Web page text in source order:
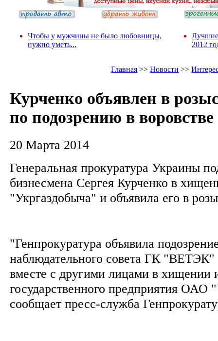
Чтобы у мужчины не было любовницы,
нужно уметь...
Лучшие
2012
Главная >>Новости >>
Курченко объявлен в
по подозрению в воровстве
20 Марта 2014
Генеральная прокуратура Украины
бизнесмена Сергея Курченко в
"Укргаздобыча" и объявила его в
"Генпрокуратура объявила
наблюдательного совета ГК
вместе с другими лицами в хищении
государственного предприятия ОАО
сообщает пресс-служба